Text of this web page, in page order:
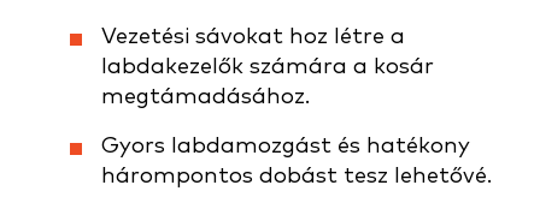
Vezetési sávokat hoz létre a
labdakezelők számára a kosár
megtámadásához.
Gyors labdamozgást és hatékony
hárompontos dobást tesz lehetővé.